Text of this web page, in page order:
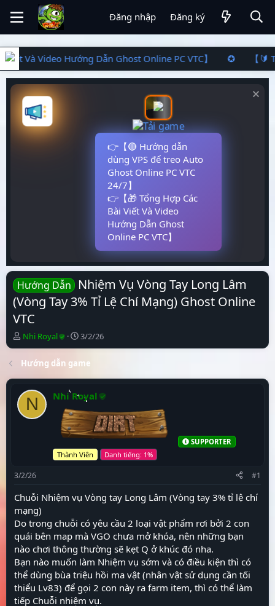
Đăng nhập Đăng ký
Viết Và Video Hướng Dẫn Ghost Online PC VTC】 ✪ 【🔰
👉【🔴 Hướng dẫn
dùng VPS để treo Auto
Ghost Online PC VTC
24/7】
👉【🎁 Tổng Hợp Các
Bài Viết Và Video
Hướng Dẫn Ghost
Online PC VTC】
Hướng Dẫn
Nhiệm Vụ Vòng Tay Long Lâm
(Vòng Tay 3% Tỉ Lệ Chí Mạng) Ghost Online
VTC
N
g
ư
ờ
i
k
ở
Nhi Royal
N
g
y
b
t
đ
ầ
u
3/2/26
Hướng dẫn game
N Nhi Royal
SUPPORTER
Thành Viên
3/2/26 #1
Chuỗi Nhiệm vụ Vòng tay Long Lâm (Vòng tay 3% tỉ lệ chí
mạng)
Do trong chuỗi có yêu cầu 2 loại vật phẩm rơi bởi 2 con
quái bên map mà VGO chưa mở khóa, nên những bạn
nào chơi thông thường sẽ kẹt Q ở khúc đó nha.
Bạn nào muốn làm Nhiệm vụ sớm và có điều kiện thì có
thể dùng bùa triệu hồi ma vật (nhân vật sử dụng cần tối
thiểu Lv83) để gọi 2 con này ra farm item, thì có thể làm
tiếp Chuỗi nhiệm vụ.